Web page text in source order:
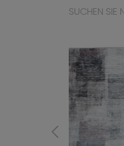
SUCHEN SIE